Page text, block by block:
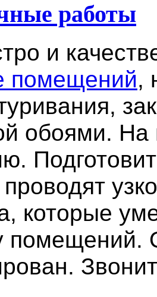
работы
и
помещений,
обоями.
которые
помещений.